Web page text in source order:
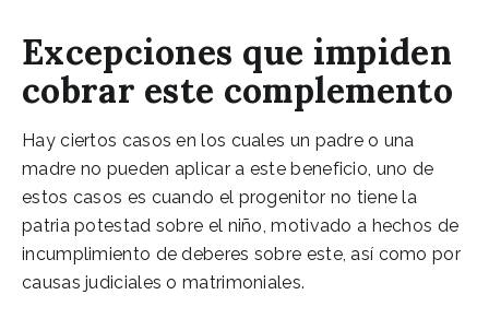
Excepciones que impiden
cobrar este complemento
Hay ciertos casos en los cuales un padre o una
madre no pueden aplicar a este beneficio, uno de
estos casos es cuando el progenitor no tiene la
patria potestad sobre el niño, motivado a hechos de
incumplimiento de deberes sobre este, así como por
causas judiciales o matrimoniales.